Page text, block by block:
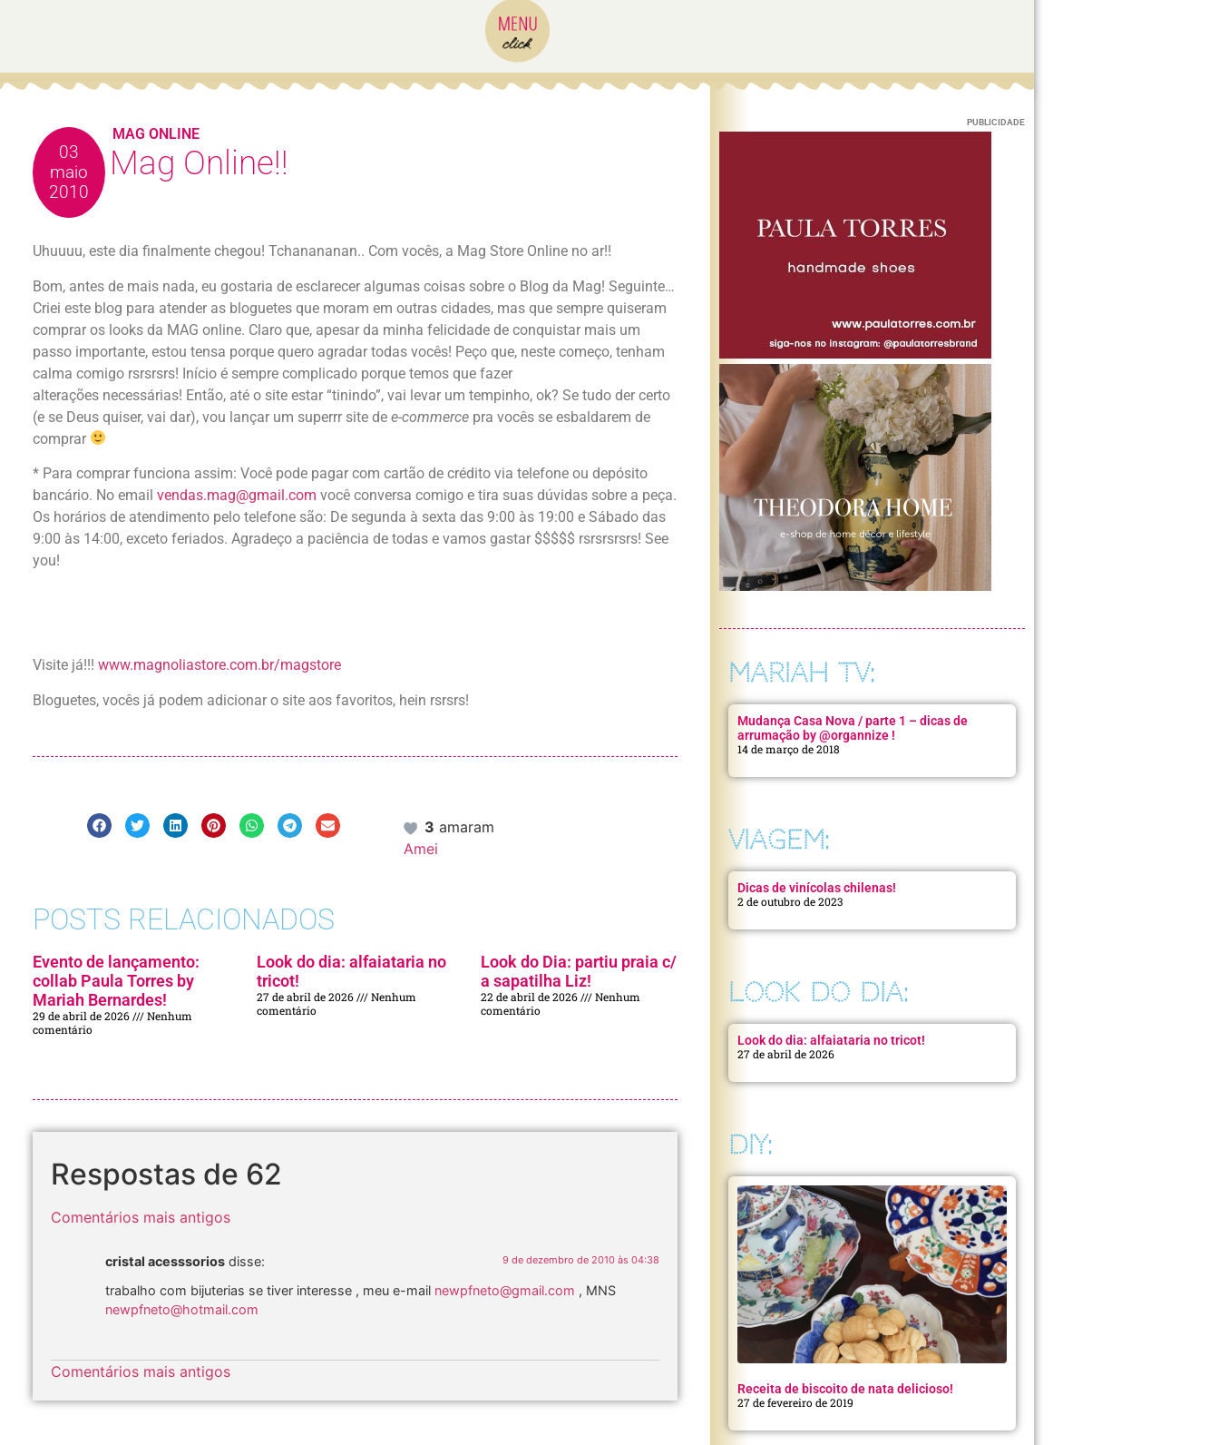
03
maio
2010
Mag Online!!
Uhuuuu, este dia finalmente chegou! Tchanananan.. Com vocês, a Mag Store Online no ar!!
Bom, antes de mais nada, eu gostaria de esclarecer algumas coisas sobre o Blog da Mag! Seguinte…
Criei este blog para atender as bloguetes que moram em outras cidades, mas que sempre quiseram
comprar os looks da MAG online. Claro que, apesar da minha felicidade de conquistar mais um
passo importante, estou tensa porque quero agradar todas vocês! Peço que, neste começo, tenham
calma comigo rsrsrsrs! Início é sempre complicado porque temos que fazer
alterações necessárias! Então, até o site estar “tinindo”, vai levar um tempinho, ok? Se tudo der certo
(e se Deus quiser, vai dar), vou lançar um superrr site de e-commerce pra vocês se esbaldarem de
comprar
* Para comprar funciona assim: Você pode pagar com cartão de crédito via telefone ou depósito
bancário. No email vendas.mag@gmail.com você conversa comigo e tira suas dúvidas sobre a peça.
Os horários de atendimento pelo telefone são: De segunda à sexta das 9:00 às 19:00 e Sábado das
9:00 às 14:00, exceto feriados. Agradeço a paciência de todas e vamos gastar $$$$$ rsrsrsrsrs! See
you!
Visite já!!! www.magnoliastore.com.br/magstore
Bloguetes, vocês já podem adicionar o site aos favoritos, hein rsrsrs!
3 amaram
Amei
POSTS RELACIONADOS
Evento de lançamento:
collab Paula Torres by
Mariah Bernardes!
29 de abril de 2026
Nenhum
comentário
Look do dia: alfaiataria no
tricot!
27 de abril de 2026
Nenhum
comentário
Look do Dia: partiu praia c/
a sapatilha Liz!
22 de abril de 2026
Nenhum
comentário
Respostas de 62
Comentários mais antigos
cristal acesssorios disse: 9 de dezembro de 2010 às 04:38
trabalho com bijuterias se tiver interesse , meu e-mail newpfneto@gmail.com , MNS
newpfneto@hotmail.com
Comentários mais antigos
MAG ONLINE
PUBLICIDADE
MARIAH TV:
Mudança Casa Nova / parte 1 – dicas de
arrumação by @organnize !
14 de março de 2018
VIAGEM:
Dicas de vinícolas chilenas!
2 de outubro de 2023
LOOK DO DIA:
Look do dia: alfaiataria no tricot!
27 de abril de 2026
DIY:
Receita de biscoito de nata delicioso!
27 de fevereiro de 2019